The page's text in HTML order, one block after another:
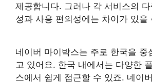
제공합니다. 그러나 각 서비스의
성과 사용 편의성에는 차이가 있을
네이버 마이박스는 주로 한국을 중
고 있어요. 한국 내에서는 다양한
스에서 쉽게 접근할 수 있죠. 네이